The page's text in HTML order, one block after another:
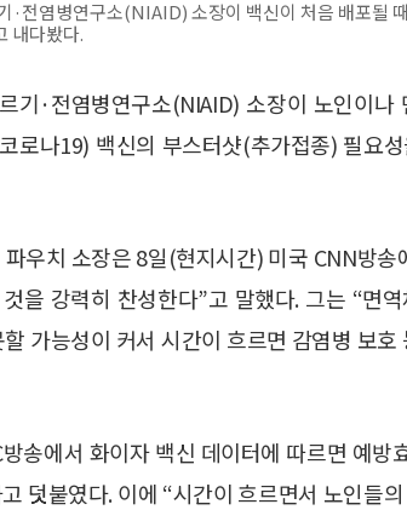
전염병연구소(NIAID) 소장이 백신이 처음 배포될
내다봤다.
기·전염병연구소(NIAID) 소장이 노인이
로나19) 백신의 부스터샷(추가접종) 필요
우치 소장은 8일(현지시간) 미국 CNN방
을 강력히 찬성한다”고 말했다. 그는 “면
가능성이 커서 시간이 흐르면 감염병 보
송에서 화이자 백신 데이터에 따르면 예방
덧붙였다. 이에 “시간이 흐르면서 노인들